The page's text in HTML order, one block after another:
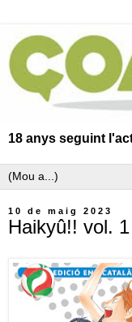
18 anys seguint
10 de maig 2023
Haikyû!! vol. 1